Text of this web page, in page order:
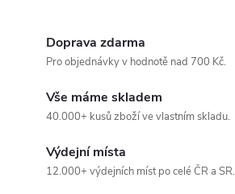
Doprava zdarma
Pro objednávky v hodnotě nad 700 Kč.
Vše máme skladem
40.000+ kusů zboží ve vlastním skladu.
Výdejní místa
12.000+ výdejních míst po celé ČR a SR.